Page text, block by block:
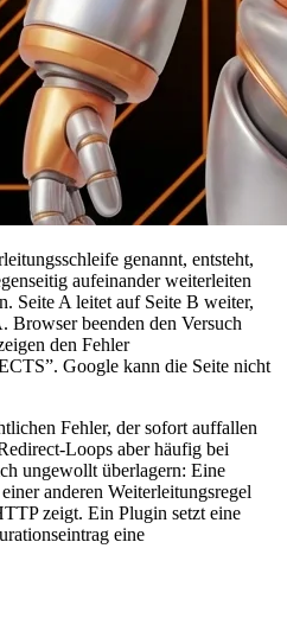
genannt, entsteht,
aufeinander weiterleiten
Seite A leitet auf Seite B weiter,
Browser beenden den Versuch
den Fehler
Google kann die Seite nicht
Fehler, der sofort auffallen
Loops aber häufig bei
ungewollt überlagern: Eine
anderen Weiterleitungsregel
zeigt. Ein Plugin setzt eine
eine